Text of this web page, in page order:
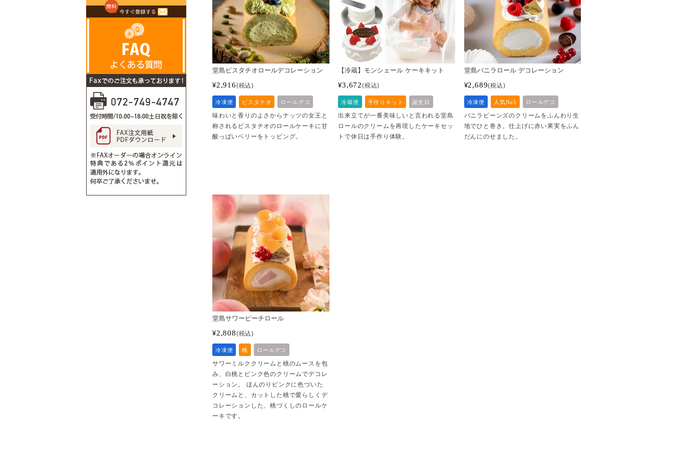
堂島ピスタチオロールデコレーション
¥2,916 税込
冷凍便 ピスタチオ ロールデコ
味わいと香りのよさからナッツの女王と
称されるピスタチオのロールケーキに甘
酸っぱいベリーをトッピング。
【冷蔵】モンシェール ケーキキット
¥3,672 税込
冷蔵便 手作りキット 誕生日
出来立てが一番美味しいと言われる堂島
ロールのクリームを再現したケーキセッ
トで休日は手作り体験。
堂島バニラロール デコレーション
¥2,689 税込
冷凍便 人気No5 ロールデコ
バニラビーンズのクリームをふんわり生
地でひと巻き。仕上げに赤い果実をふん
だんにのせました。
堂島サワーピーチロール
¥2,808 税込
冷凍便 桃 ロールデコ
サワーミルククリームと桃のムースを包
み、白桃とピンク色のクリームでデコレ
ーション。 ほんのりピンクに色づいた
クリームと、カットした桃で愛らしくデ
コレーションした、桃づくしのロールケ
ーキです。